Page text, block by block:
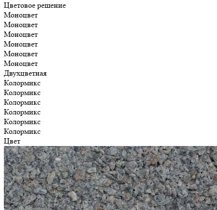
Цветовое решение
Моноцвет
Моноцвет
Моноцвет
Моноцвет
Моноцвет
Моноцвет
Двухцветная
Колормикс
Колормикс
Колормикс
Колормикс
Колормикс
Колормикс
Цвет